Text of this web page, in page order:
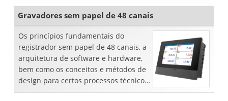
Gravadores sem papel de 48 canais
Os princípios fundamentais do
registrador sem papel de 48 canais, a
arquitetura de software e hardware,
bem como os conceitos e métodos de
design para certos processos técnicos
importantes de um registrador